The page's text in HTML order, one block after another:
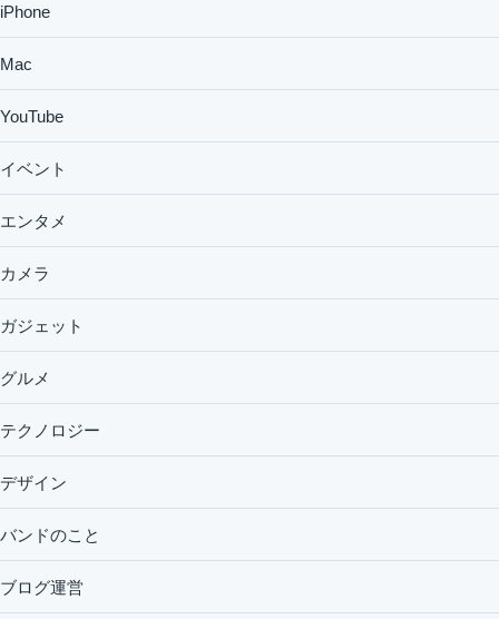
iPhone
Mac
YouTube
イベント
エンタメ
カメラ
ガジェット
グルメ
テクノロジー
デザイン
バンドのこと
ブログ運営